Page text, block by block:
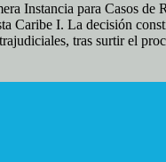
Instancia para Casos
Caribe I. La decisión
tras surtir el